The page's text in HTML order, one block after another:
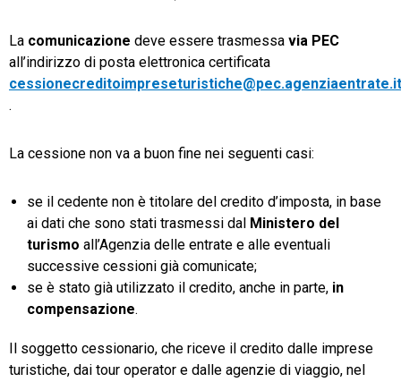
La comunicazione deve essere trasmessa via PEC
all’indirizzo di posta elettronica certificata
cessionecreditoimpreseturistiche@pec.agenziaentrate.it
.
La cessione non va a buon fine nei seguenti casi:
se il cedente non è titolare del credito d’imposta, in base
ai dati che sono stati trasmessi dal Ministero del
turismo all’Agenzia delle entrate e alle eventuali
successive cessioni già comunicate;
se è stato già utilizzato il credito, anche in parte, in
compensazione.
Il soggetto cessionario, che riceve il credito dalle imprese
turistiche, dai tour operator e dalle agenzie di viaggio, nel